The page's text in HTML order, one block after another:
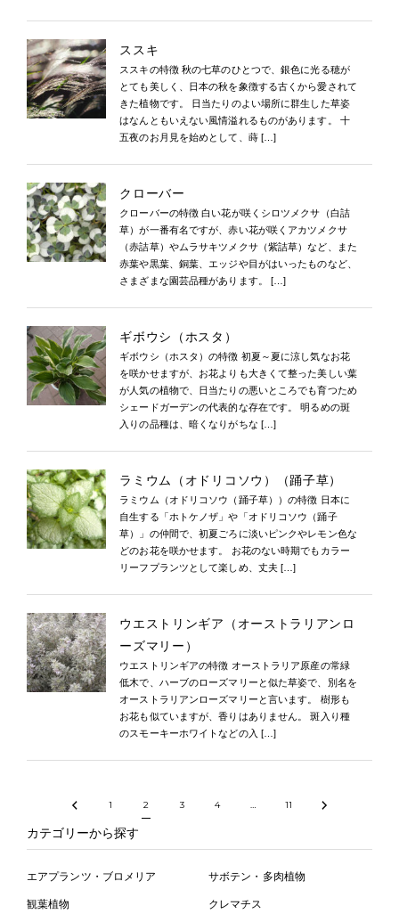
ススキ
ススキの特徴 秋の七草のひとつで、銀色に光る穂が
とても美しく、日本の秋を象徴する古くから愛されて
きた植物です。 日当たりのよい場所に群生した草姿
はなんともいえない風情溢れるものがあります。 十
五夜のお月見を始めとして、蒔 […]
クローバー
クローバーの特徴 白い花が咲くシロツメクサ（白詰
草）が一番有名ですが、赤い花が咲くアカツメクサ
（赤詰草）やムラサキツメクサ（紫詰草）など、また
赤葉や黒葉、銅葉、エッジや目がはいったものなど、
さまざまな園芸品種があります。 […]
ギボウシ（ホスタ）
ギボウシ（ホスタ）の特徴 初夏～夏に涼し気なお花
を咲かせますが、お花よりも大きくて整った美しい葉
が人気の植物で、日当たりの悪いところでも育つため
シェードガーデンの代表的な存在です。 明るめの斑
入りの品種は、暗くなりがちな […]
ラミウム（オドリコソウ）（踊子草）
ラミウム（オドリコソウ（踊子草））の特徴 日本に
自生する「ホトケノザ」や「オドリコソウ（踊子
草）」の仲間で、初夏ごろに淡いピンクやレモン色な
どのお花を咲かせます。 お花のない時期でもカラー
リーフプランツとして楽しめ、丈夫 […]
ウエストリンギア（オーストラリアンロ
ーズマリー）
ウエストリンギアの特徴 オーストラリア原産の常緑
低木で、ハーブのローズマリーと似た草姿で、別名を
オーストラリアンローズマリーと言います。 樹形も
お花も似ていますが、香りはありません。 斑入り種
のスモーキーホワイトなどの入 […]
1 2 3 4 … 11
カテゴリーから探す
エアプランツ・ブロメリア サボテン・多肉植物
観葉植物 クレマチス